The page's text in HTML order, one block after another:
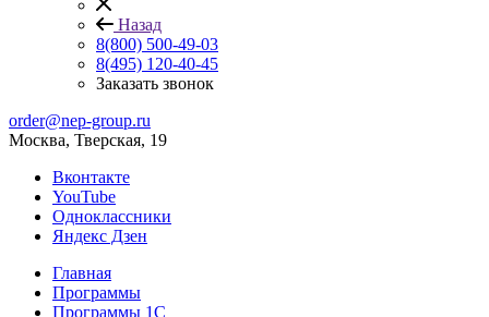
Назад
8(800) 500-49-03
8(495) 120-40-45
Заказать звонок
order@nep-group.ru
Москва, Тверская, 19
Вконтакте
YouTube
Одноклассники
Яндекс Дзен
Главная
Программы
Программы 1С